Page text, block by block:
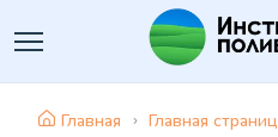
Главная Главная